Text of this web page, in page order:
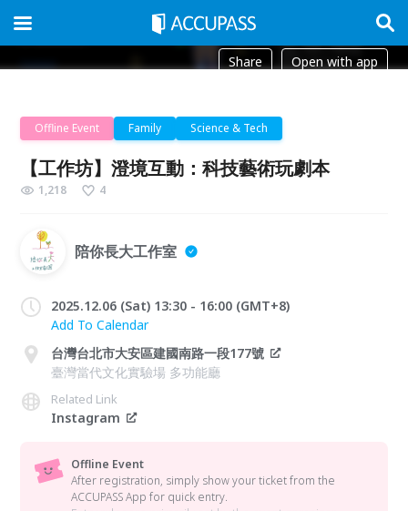
Share Open with app
Offline Event Family Science & Tech
【工作坊】澄境互動：科技藝術玩劇本
1,218 4
陪你長大工作室
2025.12.06 (Sat) 13:30 - 16:00 (GMT+8)
Add To Calendar
台灣台北市大安區建國南路一段177號
臺灣當代文化實驗場 多功能廳
Related Link
Instagram
Offline Event
After registration, simply show your ticket from the
ACCUPASS App for quick entry.